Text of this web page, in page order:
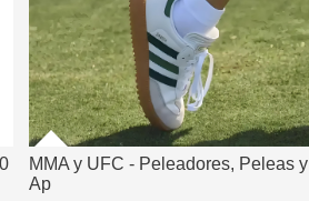
MMA y UFC - Peleadores, Peleas y
Ap